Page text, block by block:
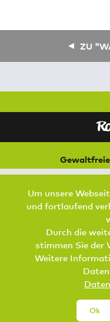
ZU
für
DATENSCHUTZ
Um unsere
und fortlaufend
Durch die
stimmen Sie der
Weitere
Ok